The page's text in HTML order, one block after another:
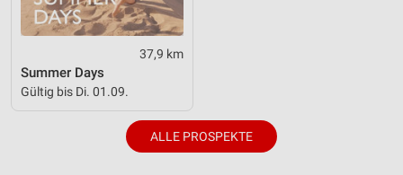
37,9 km
Summer Days
Gültig bis Di. 01.09.
ALLE PROSPEKTE